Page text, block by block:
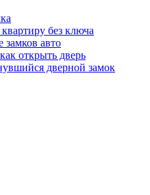
без ключа
замков авто
открыть дверь
дверной замок